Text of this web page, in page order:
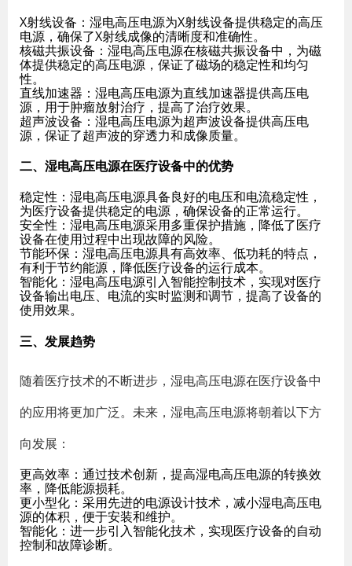
X射线设备 ：湿电高压电源为X射线设备提供稳定的高压
电源，确保了X射线成像的清晰度和准确性。
核磁共振设备 ：湿电高压电源在核磁共振设备中，为磁
体提供稳定的高压电源，保证了磁场的稳定性和均匀
性。
直线加速器 ：湿电高压电源为直线加速器提供高压电
源，用于肿瘤放射治疗，提高了治疗效果。
超声波设备 ：湿电高压电源为超声波设备提供高压电
源，保证了超声波的穿透力和成像质量。
二、湿电高压电源在医疗设备中的优势
稳定性 ：湿电高压电源具备良好的电压和电流稳定性，
为医疗设备提供稳定的电源，确保设备的正常运行。
安全性 ：湿电高压电源采用多重保护措施，降低了医疗
设备在使用过程中出现故障的风险。
节能环保 ：湿电高压电源具有高效率、低功耗的特点，
有利于节约能源，降低医疗设备的运行成本。
智能化 ：湿电高压电源引入智能控制技术，实现对医疗
设备输出电压、电流的实时监测和调节，提高了设备的
使用效果。
三、发展趋势
随着医疗技术的不断进步，湿电高压电源在医疗设备中
的应用将更加广泛。未来，湿电高压电源将朝着以下方
向发展：
更高效率 ：通过技术创新，提高湿电高压电源的转换效
率，降低能源损耗。
更小型化 ：采用先进的电源设计技术，减小湿电高压电
源的体积，便于安装和维护。
智能化 ：进一步引入智能化技术，实现医疗设备的自动
控制和故障诊断。